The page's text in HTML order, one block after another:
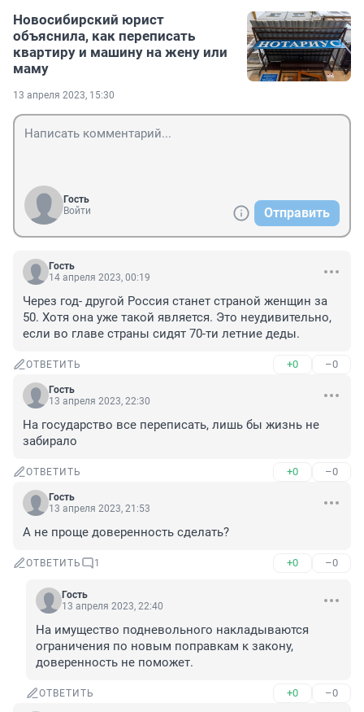
Новосибирский юрист
объяснила, как переписать
квартиру и машину на жену или
маму
13 апреля 2023, 15:30
Гость
Войти
Отправить
Гость
14 апреля 2023, 00:19
Через год- другой Россия станет страной женщин за
50. Хотя она уже такой является. Это неудивительно,
если во главе страны сидят 70-ти летние деды.
ОТВЕТИТЬ +0 –0
Гость
13 апреля 2023, 22:30
На государство все переписать, лишь бы жизнь не
забирало
ОТВЕТИТЬ +0 –0
Гость
13 апреля 2023, 21:53
А не проще доверенность сделать?
ОТВЕТИТЬ 1 +0 –0
Гость
13 апреля 2023, 22:40
На имущество подневольного накладываются
ограничения по новым поправкам к закону,
доверенность не поможет.
ОТВЕТИТЬ +0 –0